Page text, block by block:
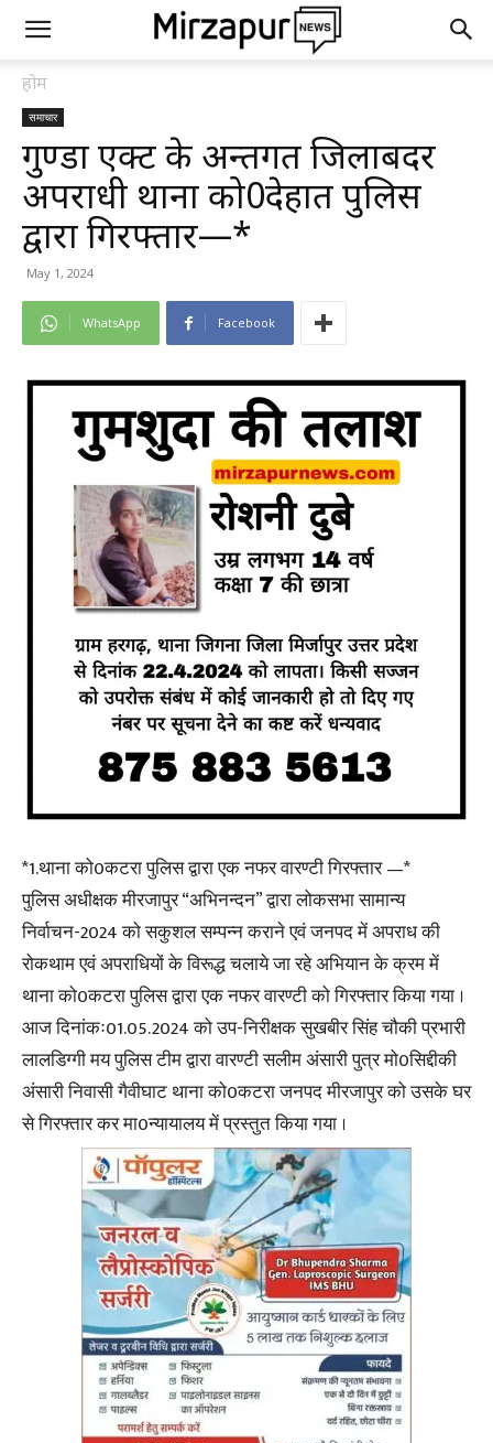
होम
समाचार
गुण्डा एक्ट के अन्तर्गत जिलाबदर
अपराधी थाना को0देहात पुलिस
द्वारा गिरफ्तार—*
May 1, 2024
WhatsApp Facebook
*1.थाना को0कटरा पुलिस द्वारा एक नफर वारण्टी गिरफ्तार —*
पुलिस अधीक्षक मीरजापुर “अभिनन्दन” द्वारा लोकसभा सामान्य
निर्वाचन-2024 को सकुशल सम्पन्न कराने एवं जनपद में अपराध की
रोकथाम एवं अपराधियों के विरूद्ध चलाये जा रहे अभियान के क्रम में
थाना को0कटरा पुलिस द्वारा एक नफर वारण्टी को गिरफ्तार किया गया ।
आज दिनांकः01.05.2024 को उप-निरीक्षक सुखबीर सिंह चौकी प्रभारी
लालडिग्गी मय पुलिस टीम द्वारा वारण्टी सलीम अंसारी पुत्र मो0सिद्दीकी
अंसारी निवासी गैवीघाट थाना को0कटरा जनपद मीरजापुर को उसके घर
से गिरफ्तार कर मा0न्यायालय में प्रस्तुत किया गया ।